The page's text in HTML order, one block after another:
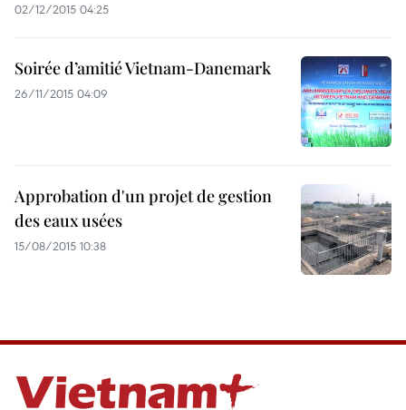
02/12/2015 04:25
Soirée d’amitié Vietnam-Danemark
26/11/2015 04:09
Approbation d'un projet de gestion
des eaux usées
15/08/2015 10:38